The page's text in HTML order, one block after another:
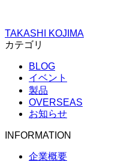
TAKASHI KOJIMA
カテゴリ
BLOG
イベント
製品
OVERSEAS
お知らせ
INFORMATION
企業概要